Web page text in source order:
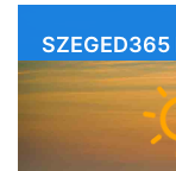
SZEGED365